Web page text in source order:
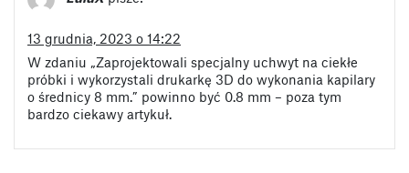
13 grudnia, 2023 o 14:22
W zdaniu „Zaprojektowali specjalny uchwyt na ciekłe
próbki i wykorzystali drukarkę 3D do wykonania kapilary
o średnicy 8 mm.” powinno być 0.8 mm – poza tym
bardzo ciekawy artykuł.